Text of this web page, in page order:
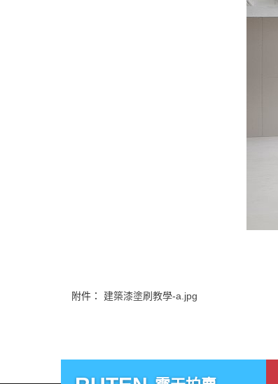
附件： 建築漆塗刷教學-a.jpg